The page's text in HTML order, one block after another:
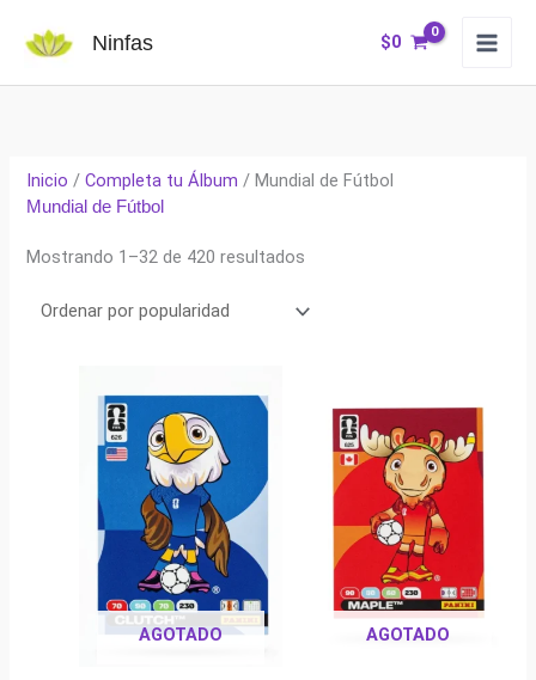
Ninfas $0
Inicio /Completa tu Álbum / Mundial de Fútbol
Mundial de Fútbol
Mostrando 1–32 de 420 resultados
popularidad
AGOTADO AGOTADO